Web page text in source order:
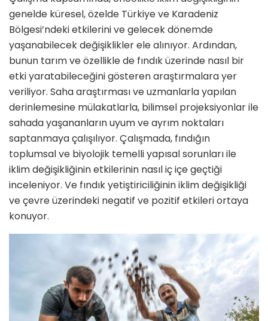
genel­de küresel, özelde Türkiye ve Karadeniz
Bölgesi’ndeki etkile­rini ve gelecek dönemde
yaşanabilecek değişiklikler ele alın­ıyor. Ardından,
bunun tarım ve özellikle de fındık üzerinde nasıl bir
etki yaratabileceğini gösteren araştırmalara yer
veriliyor. Saha araştırması ve uzmanlarla yapılan
derinlemesi­ne mülakatlarla, bilimsel projeksiyonlar ile
sahada yaşanan­ların uyum ve ayrım noktaları
saptanmaya çalışılıyor. Çalışmada, fındığın
toplumsal ve biyolojik temelli yapısal sorunları ile
iklim de­ğişikliğinin etkilerinin nasıl iç içe geçtiği
inceleniyor. Ve fındık yetiştiriciliğinin iklim değişikliği
ve çevre üzerindeki negatif ve pozitif etkileri ortaya
konuyor.